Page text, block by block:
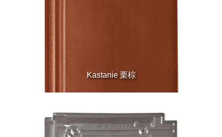
Kastanie 栗棕